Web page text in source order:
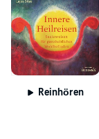
Reinhören